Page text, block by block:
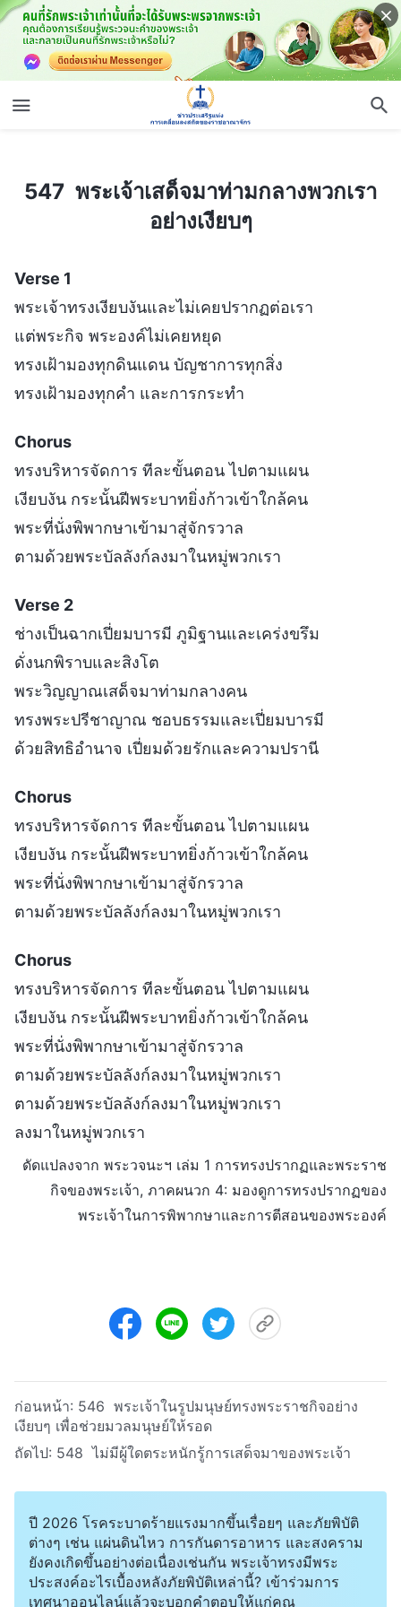
547 พระเจ้าเสด็จมาท่ามกลางพวกเราอย่างเงียบๆ
547 พระเจ้าเสด็จมาท่ามกลางพวกเรา
อย่างเงียบๆ
Verse 1
พระเจ้าทรงเงียบงันและไม่เคยปรากฏต่อเรา
แต่พระกิจ พระองค์ไม่เคยหยุด
ทรงเฝ้ามองทุกดินแดน บัญชาการทุกสิ่ง
ทรงเฝ้ามองทุกคำ และการกระทำ
Chorus
ทรงบริหารจัดการ ทีละขั้นตอน ไปตามแผน
เงียบงัน กระนั้นฝีพระบาทยิ่งก้าวเข้าใกล้คน
พระที่นั่งพิพากษาเข้ามาสู่จักรวาล
ตามด้วยพระบัลลังก์ลงมาในหมู่พวกเรา
Verse 2
ช่างเป็นฉากเปี่ยมบารมี ภูมิฐานและเคร่งขรึม
ดั่งนกพิราบและสิงโต
พระวิญญาณเสด็จมาท่ามกลางคน
ทรงพระปรีชาญาณ ชอบธรรมและเปี่ยมบารมี
ด้วยสิทธิอำนาจ เปี่ยมด้วยรักและความปรานี
Chorus
ทรงบริหารจัดการ ทีละขั้นตอน ไปตามแผน
เงียบงัน กระนั้นฝีพระบาทยิ่งก้าวเข้าใกล้คน
พระที่นั่งพิพากษาเข้ามาสู่จักรวาล
ตามด้วยพระบัลลังก์ลงมาในหมู่พวกเรา
Chorus
ทรงบริหารจัดการ ทีละขั้นตอน ไปตามแผน
เงียบงัน กระนั้นฝีพระบาทยิ่งก้าวเข้าใกล้คน
พระที่นั่งพิพากษาเข้ามาสู่จักรวาล
ตามด้วยพระบัลลังก์ลงมาในหมู่พวกเรา
ตามด้วยพระบัลลังก์ลงมาในหมู่พวกเรา
ลงมาในหมู่พวกเรา
ดัดแปลงจาก พระวจนะฯ เล่ม 1 การทรงปรากฏและพระราช
กิจของพระเจ้า, ภาคผนวก 4: มองดูการทรงปรากฏของ
พระเจ้าในการพิพากษาและการตีสอนของพระองค์
ก่อนหน้า: 546 พระเจ้าในรูปมนุษย์ทรงพระราชกิจอย่าง
เงียบๆ เพื่อช่วยมวลมนุษย์ให้รอด
ถัดไป: 548 ไม่มีผู้ใดตระหนักรู้การเสด็จมาของพระเจ้า
ปี 2026 โรคระบาดร้ายแรงมากขึ้นเรื่อยๆ และภัยพิบัติ
ต่างๆ เช่น แผ่นดินไหว การกันดารอาหาร และสงคราม
ยังคงเกิดขึ้นอย่างต่อเนื่องเช่นกัน พระเจ้าทรงมีพระ
ประสงค์อะไรเบื้องหลังภัยพิบัติเหล่านี้? เข้าร่วมการ
เทศนาออนไลน์แล้วจะบอกคำตอบให้แก่คุณ